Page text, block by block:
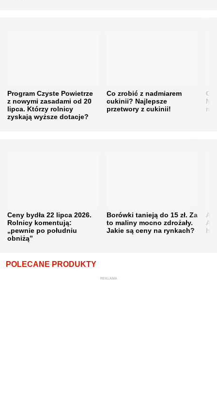
Program Czyste Powietrze
z nowymi zasadami od 20
lipca. Którzy rolnicy
zyskają wyższe dotacje?
Co zrobić z nadmiarem
cukinii? Najlepsze
przetwory z cukinii!
Ceny bydła 22 lipca 2026.
Rolnicy komentują:
„pewnie po południu
obniżą”
Borówki tanieją do 15 zł. Za
to maliny mocno zdrożały.
Jakie są ceny na rynkach?
POLECANE PRODUKTY
REKLAMA